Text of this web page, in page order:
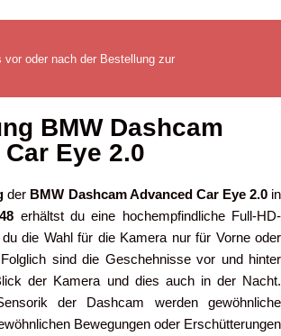
vor oder nach der Bestellung zur
BMW Dashcam
Eye 2.0
der BMW Dashcam Advanced Car Eye 2.0in
erhältst du eine hochempfindliche Full-HD-
die Wahl für die Kamera nur für Vorne oder
sind die Geschehnisse vor und hinter
der Kamera und dies auch in der Nacht.
der Dashcam werden gewöhnliche
Bewegungen oder Erschütterungen